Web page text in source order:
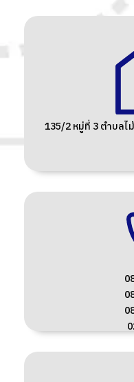
135/2 หมู่ที่ 3 ตำบลไ